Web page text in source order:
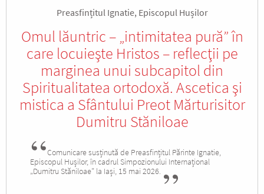
Preasfințitul Ignatie, Episcopul Hușilor
Omul lăuntric – „intimitatea pură” în
care locuieşte Hristos – reflecţii pe
marginea unui subcapitol din
Spiritualitatea ortodoxă. Ascetica şi
mistica a Sfântului Preot Mărturisitor
Dumitru Stăniloae
Comunicare susținută de Preasfințitul Părinte Ignatie,
Episcopul Hușilor, în cadrul Simpozionului Internațional
„Dumitru Stăniloae” la Iași, 15 mai 2026.